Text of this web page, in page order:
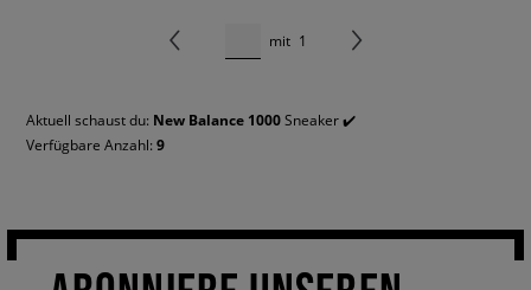
mit 1
Aktuell schaust du: New Balance 1000Sneaker ✔️
Verfügbare Anzahl: 9